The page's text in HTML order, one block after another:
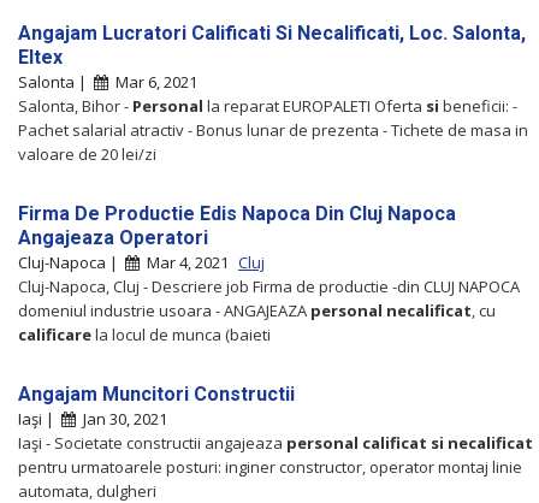
Angajam Lucratori Calificati Si Necalificati, Loc. Salonta,
Eltex
Salonta |
Mar 6, 2021
Salonta, Bihor - Personal la reparat EUROPALETI Oferta si beneficii: -
Pachet salarial atractiv - Bonus lunar de prezenta - Tichete de masa in
valoare de 20 lei/zi
Firma De Productie Edis Napoca Din Cluj Napoca
Angajeaza Operatori
Cluj-Napoca | Mar 4, 2021 Cluj
Cluj-Napoca, Cluj - Descriere job Firma de productie -din CLUJ NAPOCA
domeniul industrie usoara - ANGAJEAZA personal necalificat , cu
calificarela locul de munca (baieti
Angajam Muncitori Constructii
Iaşi |
Jan 30, 2021
Iaşi - Societate constructii angajeaza personal calificat si necalificat
pentru urmatoarele posturi: inginer constructor, operator montaj linie
automata, dulgheri